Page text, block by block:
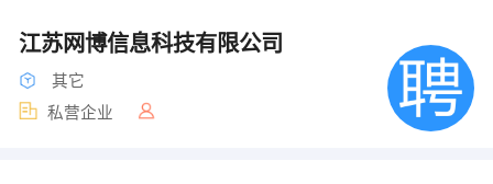
江苏网博信息科技有限公司
其它
私营企业